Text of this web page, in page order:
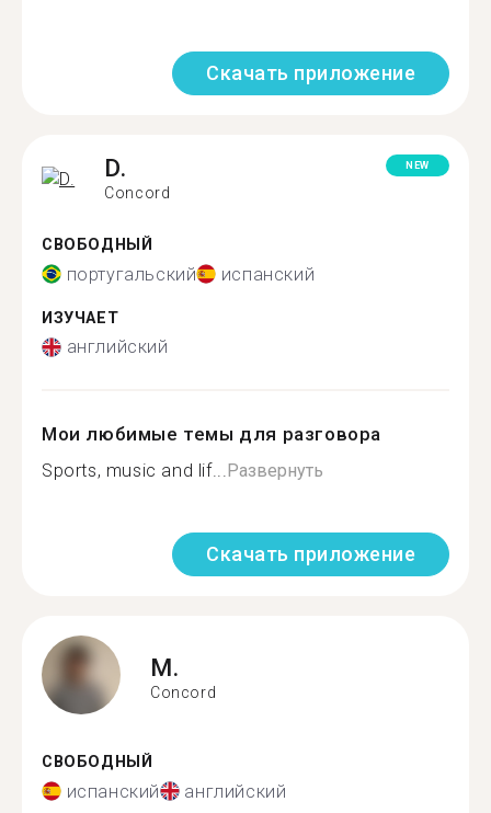
Скачать приложение
D.
Concord
NEW
СВОБОДНЫЙ
португальский испанский
ИЗУЧАЕТ
английский
Мои любимые темы для разговора
Sports, music and lif...Развернуть
Скачать приложение
M.
Concord
СВОБОДНЫЙ
испанский английский